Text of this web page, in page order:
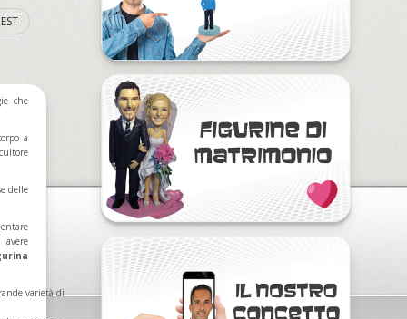
che
a
delle
varietà di